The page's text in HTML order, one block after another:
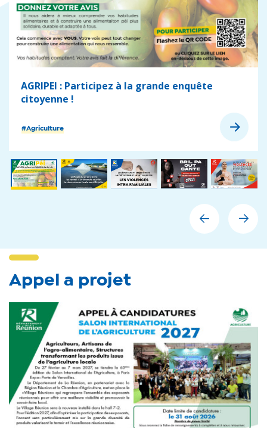
#Agriculture
AGRIPEI : Participez à la grande enquête
citoyenne !
Appel a projet